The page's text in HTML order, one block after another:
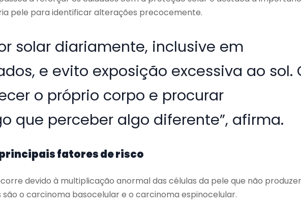
pele para identificar alterações precocemente.
solar diariamente, inclusive em
e evito exposição excessiva ao sol.
o próprio corpo e procurar
que perceber algo diferente”, afirma.
fatores de risco
devido à multiplicação anormal das células da pele que não
o carcinoma basocelular e o carcinoma espinocelular.